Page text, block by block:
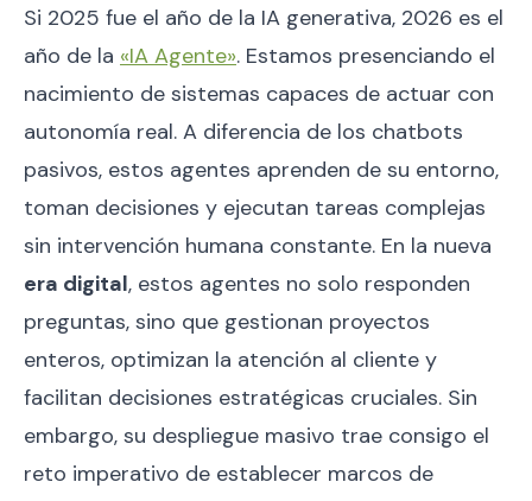
Si 2025 fue el año de la IA generativa, 2026 es el
año de la «IA Agente». Estamos presenciando el
nacimiento de sistemas capaces de actuar con
autonomía real. A diferencia de los chatbots
pasivos, estos agentes aprenden de su entorno,
toman decisiones y ejecutan tareas complejas
sin intervención humana constante. En la nueva
era digital, estos agentes no solo responden
preguntas, sino que gestionan proyectos
enteros, optimizan la atención al cliente y
facilitan decisiones estratégicas cruciales. Sin
embargo, su despliegue masivo trae consigo el
reto imperativo de establecer marcos de